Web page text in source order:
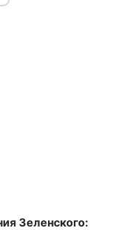
Зеленского: